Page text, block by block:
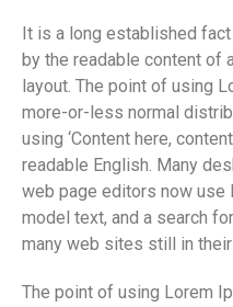
It is a long established
by the readable content of
layout. The point of using
more-or-less normal
using ‘Content here,
readable English. Many
web page editors now use
model text, and a search
many web sites still in their
The point of using Lorem